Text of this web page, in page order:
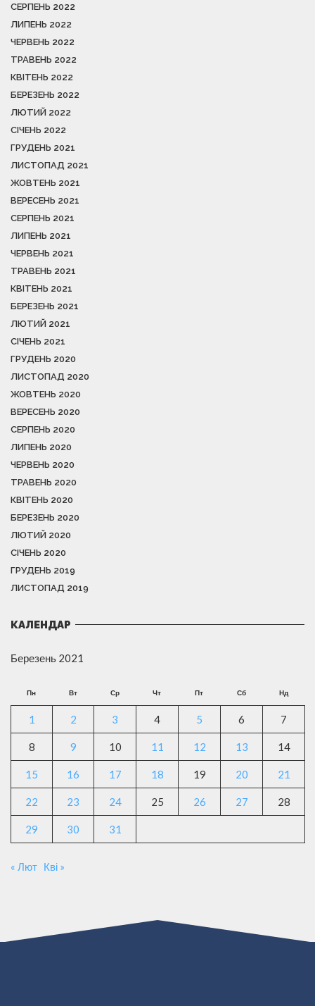
СЕРПЕНЬ 2022
ЛИПЕНЬ 2022
ЧЕРВЕНЬ 2022
ТРАВЕНЬ 2022
КВІТЕНЬ 2022
БЕРЕЗЕНЬ 2022
ЛЮТИЙ 2022
СІЧЕНЬ 2022
ГРУДЕНЬ 2021
ЛИСТОПАД 2021
ЖОВТЕНЬ 2021
ВЕРЕСЕНЬ 2021
СЕРПЕНЬ 2021
ЛИПЕНЬ 2021
ЧЕРВЕНЬ 2021
ТРАВЕНЬ 2021
КВІТЕНЬ 2021
БЕРЕЗЕНЬ 2021
ЛЮТИЙ 2021
СІЧЕНЬ 2021
ГРУДЕНЬ 2020
ЛИСТОПАД 2020
ЖОВТЕНЬ 2020
ВЕРЕСЕНЬ 2020
СЕРПЕНЬ 2020
ЛИПЕНЬ 2020
ЧЕРВЕНЬ 2020
ТРАВЕНЬ 2020
КВІТЕНЬ 2020
БЕРЕЗЕНЬ 2020
ЛЮТИЙ 2020
СІЧЕНЬ 2020
ГРУДЕНЬ 2019
ЛИСТОПАД 2019
КАЛЕНДАР
Березень 2021
Пн Вт Ср Чт Пт Сб Нд
1 2 3 4 5 6 7
8 9 10 11 12 13 14
15 16 17 18 19 20 21
22 23 24 25 26 27 28
29 30 31
« Лют Кві »